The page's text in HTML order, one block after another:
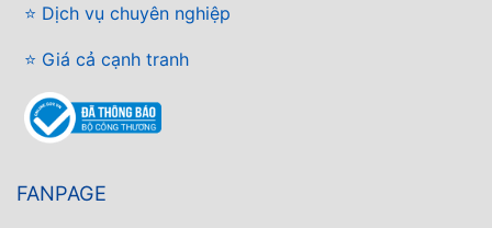
⭐ Dịch vụ chuyên nghiệp
⭐ Giá cả cạnh tranh
FANPAGE